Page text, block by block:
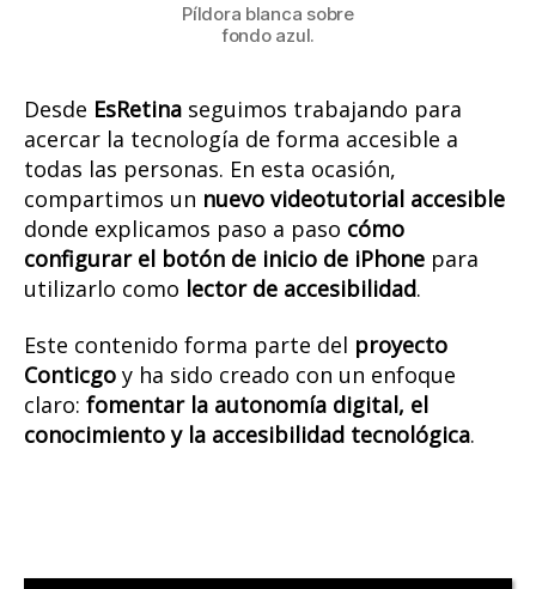
Píldora blanca sobre
fondo azul.
Desde EsRetina seguimos trabajando para
acercar la tecnología de forma accesible a
todas las personas. En esta ocasión,
compartimos un nuevo videotutorial accesible
donde explicamos paso a paso cómo
configurar el botón de inicio de iPhone para
utilizarlo como lector de accesibilidad.
Este contenido forma parte del proyecto
Conticgo y ha sido creado con un enfoque
claro: fomentar la autonomía digital, el
conocimiento y la accesibilidad tecnológica.